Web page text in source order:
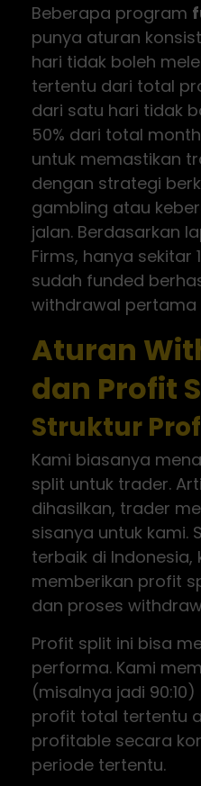
Beberapa program
punya aturan
hari tidak boleh
tertentu dari total
dari satu hari tidak
50% dari total
untuk memastikan
dengan strategi
gambling atau
jalan. Berdasarkan
Firms, hanya sekitar
sudah funded
withdrawal pertama
Aturan
dan Profit
Struktur
Kami biasanya
split untuk trader.
dihasilkan, trader
sisanya untuk kami.
terbaik di
memberikan profit
dan proses
Profit split ini bisa
performa. Kami
(misalnya jadi
profit total tertentu
profitable secara
periode tertentu.